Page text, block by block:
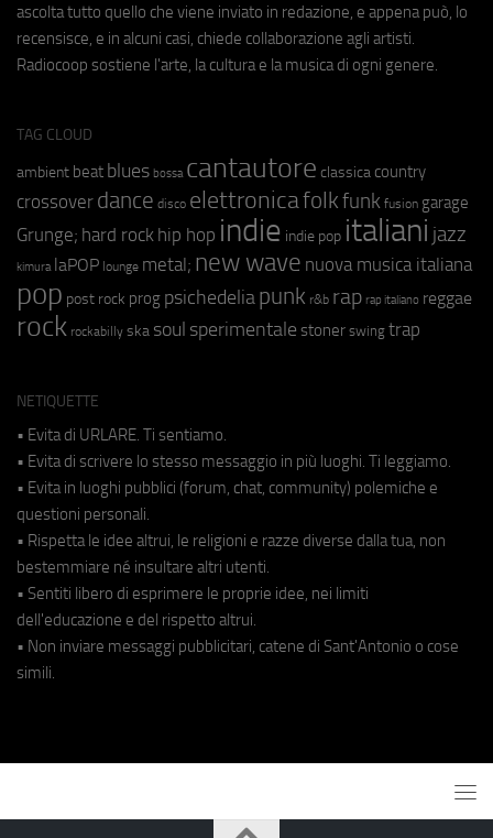
ascolta tutto quello che viene inviato in redazione, e appena può, lo
recensisce, e in alcuni casi, chiede collaborazione agli artisti.
Radiocoop sostiene l'arte, la cultura e la musica di ogni genere.
TAG CLOUD
ambient beat blues bossa cantautore classica country
crossover dance disco elettronicafolkfunk fusion garage
Grunge; hard rock hip hop indie indie pop italiani jazz
kimura laPOP lounge metal; new wave nuova musica italiana
pop post rock prog psichedeliapunk r&b rap rap italiano reggae
rock rockabilly ska soul sperimentale stoner swing trap
NETIQUETTE
• Evita di URLARE. Ti sentiamo.
• Evita di scrivere lo stesso messaggio in più luoghi. Ti leggiamo.
• Evita in luoghi pubblici (forum, chat, community) polemiche e
questioni personali.
• Rispetta le idee altrui, le religioni e razze diverse dalla tua, non
bestemmiare né insultare altri utenti.
• Sentiti libero di esprimere le proprie idee, nei limiti
dell'educazione e del rispetto altrui.
• Non inviare messaggi pubblicitari, catene di Sant'Antonio o cose
simili.